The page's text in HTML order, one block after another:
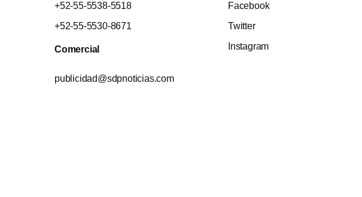
+52-55-5538-5518
+52-55-5530-8671
Comercial
publicidad@sdpnoticias.com
Facebook
Twitter
Instagram